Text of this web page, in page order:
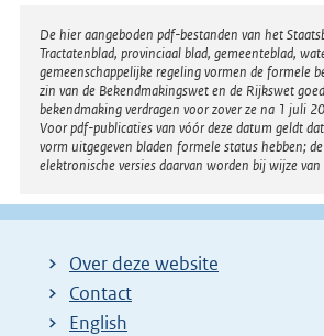
Disclaimer
De hier aangeboden pdf-bestanden van het
Tractatenblad, provinciaal blad, gemeenteblad,
gemeenschappelijke regeling vormen de formele
zin van de Bekendmakingswet en de Rijkswet
bekendmaking verdragen voor zover ze na 1 juli
Voor pdf-publicaties van vóór deze datum geldt
vorm uitgegeven bladen formele status hebben;
elektronische versies daarvan worden bij wijze van
Over deze website
Contact
English